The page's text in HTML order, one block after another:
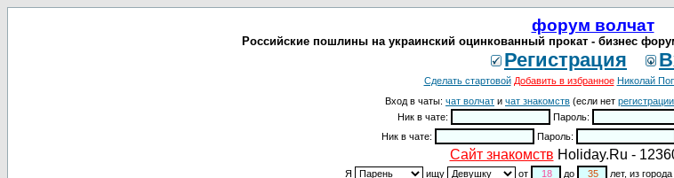
форум волчат
Российские пошлины на украинский оцинкованный прокат - бизнес
Регистрация
Сделать стартовой Добавить в избранное Николай
Вход в чаты: чат волчат и чат знакомств (если нет
Ник в чате:
Пароль:
Ник в чате:
Пароль:
Cайт знакомств Holiday.Ru -
Я ищу от до лет, из города